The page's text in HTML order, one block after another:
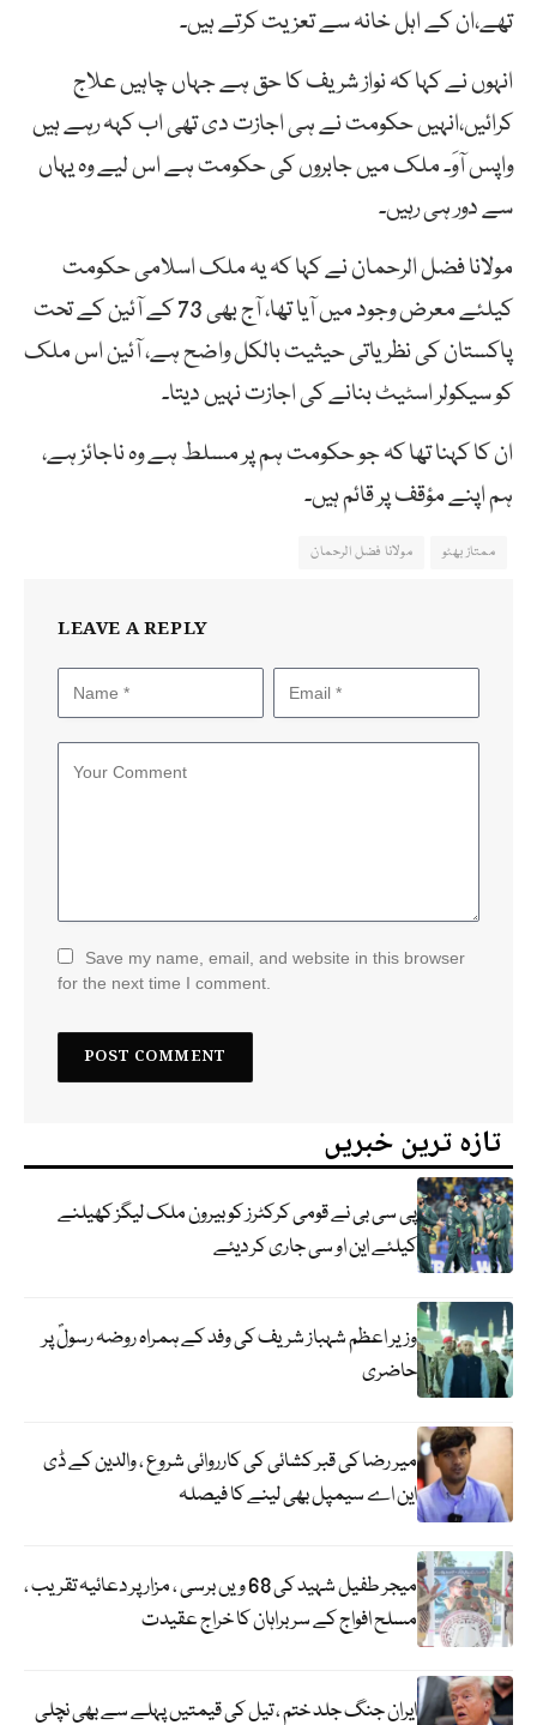
تھے،ان کے اہل خانہ سے تعزیت کرتے ہیں۔
انہوں نے کہا کہ نواز شریف کا حق ہے جہاں چاہیں علاج
کرائیں،انہیں حکومت نے ہی اجازت دی تھی اب کہہ رہے ہیں
واپس آوَ۔ ملک میں جابروں کی حکومت ہے اس لیے وہ یہاں
سے دور ہی رہیں۔
مولانا فضل الرحمان نے کہا کہ یہ ملک اسلامی حکومت
کیلئے معرض وجود میں آیا تھا، آج بھی 73 کے آئین کے تحت
پاکستان کی نظریاتی حیثیت بالکل واضح ہے، آئین اس ملک
کو سیکولر اسٹیٹ بنانے کی اجازت نہیں دیتا۔
ان کا کہنا تھا کہ جو حکومت ہم پر مسلط ہے وہ ناجائز ہے،
ہم اپنے مؤقف پر قائم ہیں۔
ممتاز بھٹو مولانا فضل الرحمان
LEAVE A REPLY
Save my name, email, and website in this browser
for the next time I comment.
تازہ ترین خبریں
پی سی بی نے قومی کرکٹرز کو بیرون ملک لیگز کھیلنے
کیلئے این او سی جاری کر دیئے
وزیر اعظم شہباز شریف کی وفد کے ہمراہ روضہ رسولؐ پر
حاضری
میر رضا کی قبر کشائی کی کارروائی شروع ، والدین کے ڈی
این اے سیمپل بھی لینے کا فیصلہ
میجر طفیل شہید کی 68 ویں برسی ، مزار پر دعائیہ تقریب ،
مسلح افواج کے سربراہان کا خراج عقیدت
ایران جنگ جلد ختم ، تیل کی قیمتیں پہلے سے بھی نچلی